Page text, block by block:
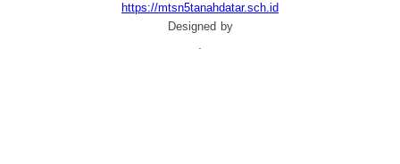
https://mtsn5tanahdatar.sch.id
Designed by